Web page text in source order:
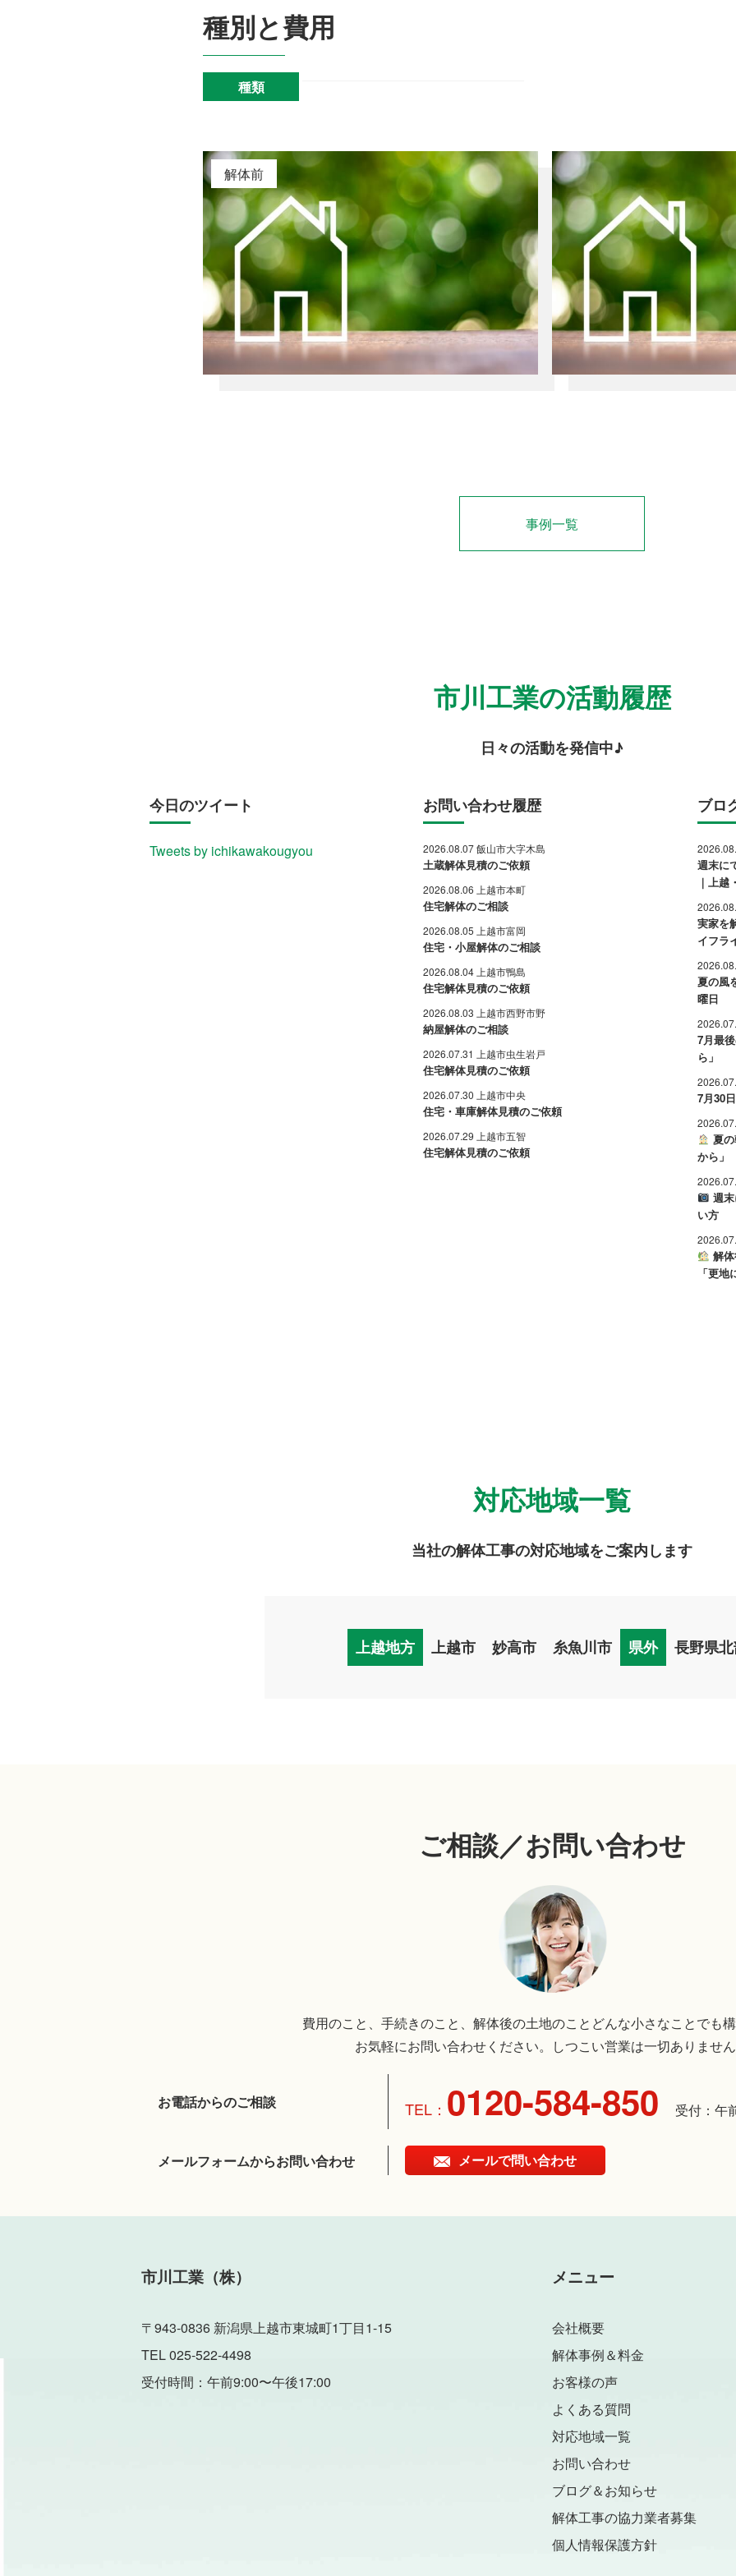
種別と費用
種類
解体前
事例一覧
市川工業の活動履歴
日々の活動を発信中♪
今日のツイート
Tweets by ichikawakougyou
お問い合わせ履歴
2026.08.07 飯山市大字木島
土蔵解体見積のご依頼
2026.08.06 上越市本町
住宅解体のご相談
2026.08.05 上越市富岡
住宅・小屋解体のご相談
2026.08.04 上越市鴨島
住宅解体見積のご依頼
2026.08.03 上越市西野市野
納屋解体のご相談
2026.07.31 上越市虫生岩戸
住宅解体見積のご依頼
2026.07.30 上越市中央
住宅・車庫解体見積のご依頼
2026.07.29 上越市五智
住宅解体見積のご依頼
ブロ
週末に
｜上
実家を
イフラ
夏の風
曜日
7月最
ら」
7月30
夏
から」
週
い方
解
「更
対応地域一覧
当社の解体工事の対応地域をご案内します
上越地方 上越市 妙高市 糸魚川市 県外 長野県
ご相談／お問い合わせ
費用のこと、手続きのこと、解体後の土地のことどんな小さなことでも
お気軽にお問い合わせください。しつこい営業は一切ありませ
お電話からのご相談 0120-584-850 受付：午
メールフォームからお問い合わせ メールで問い合わせ
市川工業（株）
〒943-0836 新潟県上越市東城町1丁目1-15
TEL 025-522-4498
受付時間：午前9:00〜午後17:00
メニュー
会社概要
解体事例＆料金
お客様の声
よくある質問
対応地域一覧
お問い合わせ
ブログ＆お知らせ
解体工事の協力業者募集
個人情報保護方針